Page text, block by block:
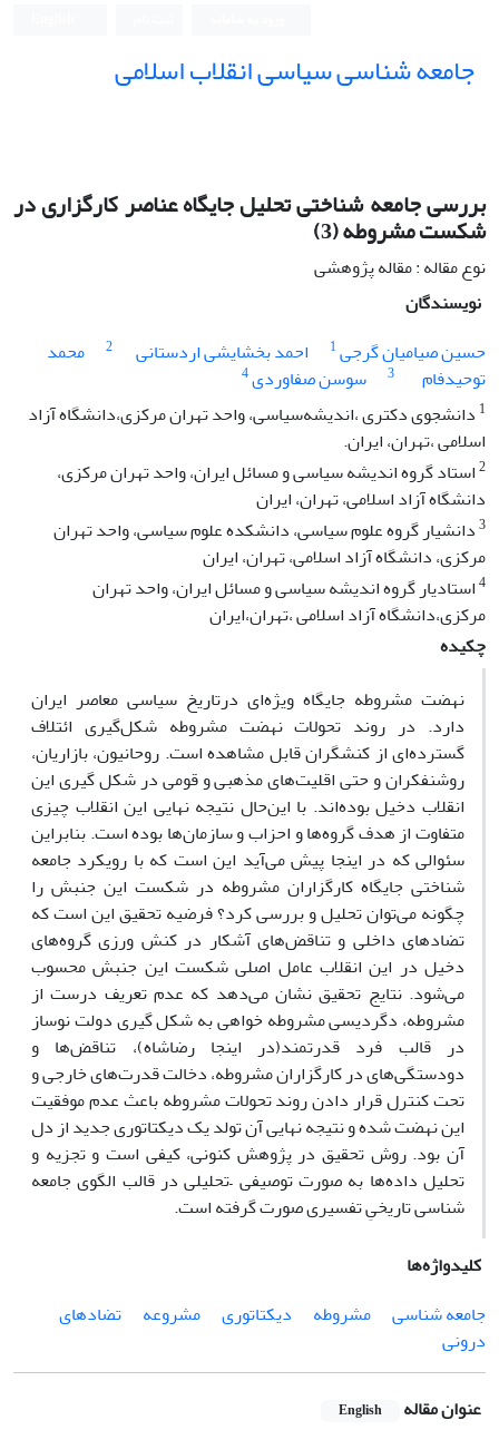
جامعه شناسی سیاسی انقلاب اسلامی
بررسی جامعه شناختی تحلیل جایگاه عناصر کارگزاری در
شکست مشروطه (3)
نوع مقاله : مقاله پژوهشی
نویسندگان
حسین صیامیان گرجی1 احمد بخشایشی اردستانی 2
محمد
توحیدفام
3 سوسن صفاوردی4
1 دانشجوی دکتری ،اندیشه‌سیاسی، واحد تهران مرکزی،دانشگاه آزاد
اسلامی ،تهران، ایران.
2استاد گروه اندیشه سیاسی و مسائل ایران، واحد تهران مرکزی،
دانشگاه‌ آزاد اسلامی، تهران، ایران
3دانشیار گروه علوم سیاسی، دانشکده علوم سیاسی، واحد تهران
مرکزی، دانشگاه آزاد اسلامی، تهران، ایران
4استادیار گروه اندیشه سیاسی و مسائل ایران، واحد تهران
مرکزی،دانشگاه آزاد اسلامی ،تهران،ایران
چکیده
نهضت مشروطه جایگاه ویژه‌ای درتاریخ سیاسی معاصر ایران
دارد. در روند تحولات نهضت مشروطه شکل‌گیری ائتلاف
گسترده‌ای از کنشگران قابل مشاهده است. روحانیون، بازاریان،
روشنفکران و حتی اقلیت‌های مذهبی و قومی در شکل گیری این
انقلاب دخیل بوده‌اند. با این‌حال نتیجه نهایی این انقلاب چیزی
متفاوت از هدف گروه‌ها و احزاب و سازمان‌ها بوده است. بنابراین
سئوالی که در اینجا پیش می‌آید این است که با رویکرد جامعه
شناختی جایگاه کارگزاران مشروطه در شکست این جنبش را
چگونه می‌توان تحلیل و بررسی کرد؟ فرضیه تحقیق این است که
تضادهای داخلی و تناقض‌های آشکار در کنش ورزی گروه‌های
دخیل در این انقلاب عامل اصلی شکست این جنبش محسوب
می‌شود. نتایج تحقیق نشان می‌دهد که عدم تعریف درست از
مشروطه، دگردیسی مشروطه خواهی به شکل گیری دولت نوساز
در قالب فرد قدرتمند(در اینجا رضاشاه)، تناقض‌ها و
دودستگی‌های در کارگزاران مشروطه، دخالت قدرت‌های خارجی و
تحت کنترل قرار دادن روند تحولات مشروطه باعث عدم موفقیت
این نهضت شده و نتیجه نهایی آن تولد یک دیکتاتوری جدید از دل
آن بود. روش تحقیق در پژوهش کنونی، کیفی است و تجزیه و
تحلیل داده‌ها به صورت توصیفی –تحلیلی در قالب الگوی جامعه
شناسی تاریخیِ تفسیری صورت گرفته است.
کلیدواژه‌ها
جامعه شناسی
مشروطه دیکتاتوری مشروعه
تضادهای
درونی
عنوان مقاله English